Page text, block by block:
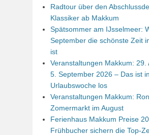
Radtour über den
Klassiker ab Makkum
Spätsommer am IJsselmeer:
September die schönste Zeit
ist
Veranstaltungen Makkum: 29.
5. September 2026 – Das ist
Urlaubswoche los
Veranstaltungen Makkum:
Zomermarkt im August
Ferienhaus Makkum Preise
Frühbucher sichern die Top-